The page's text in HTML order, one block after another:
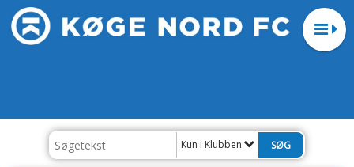
Kun i Klubben